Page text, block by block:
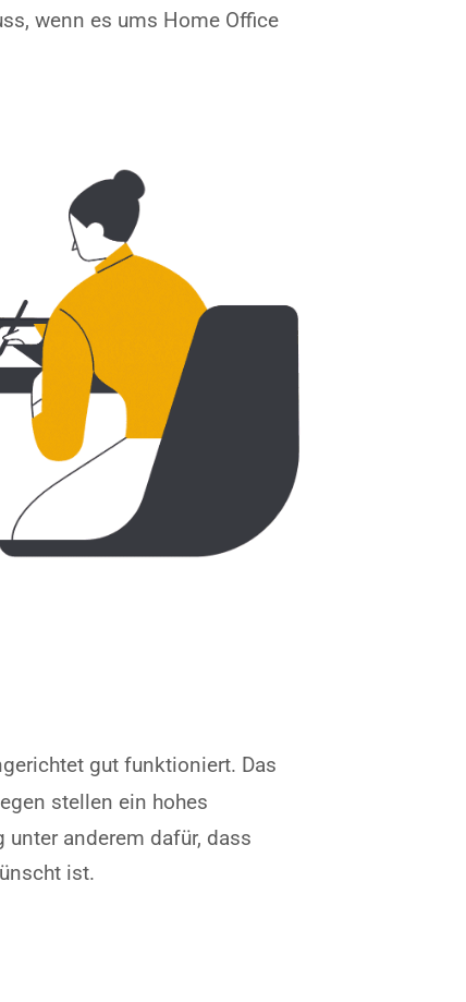
wenn es ums Home Office
gut funktioniert. Das
stellen ein hohes
anderem dafür, dass
ist.